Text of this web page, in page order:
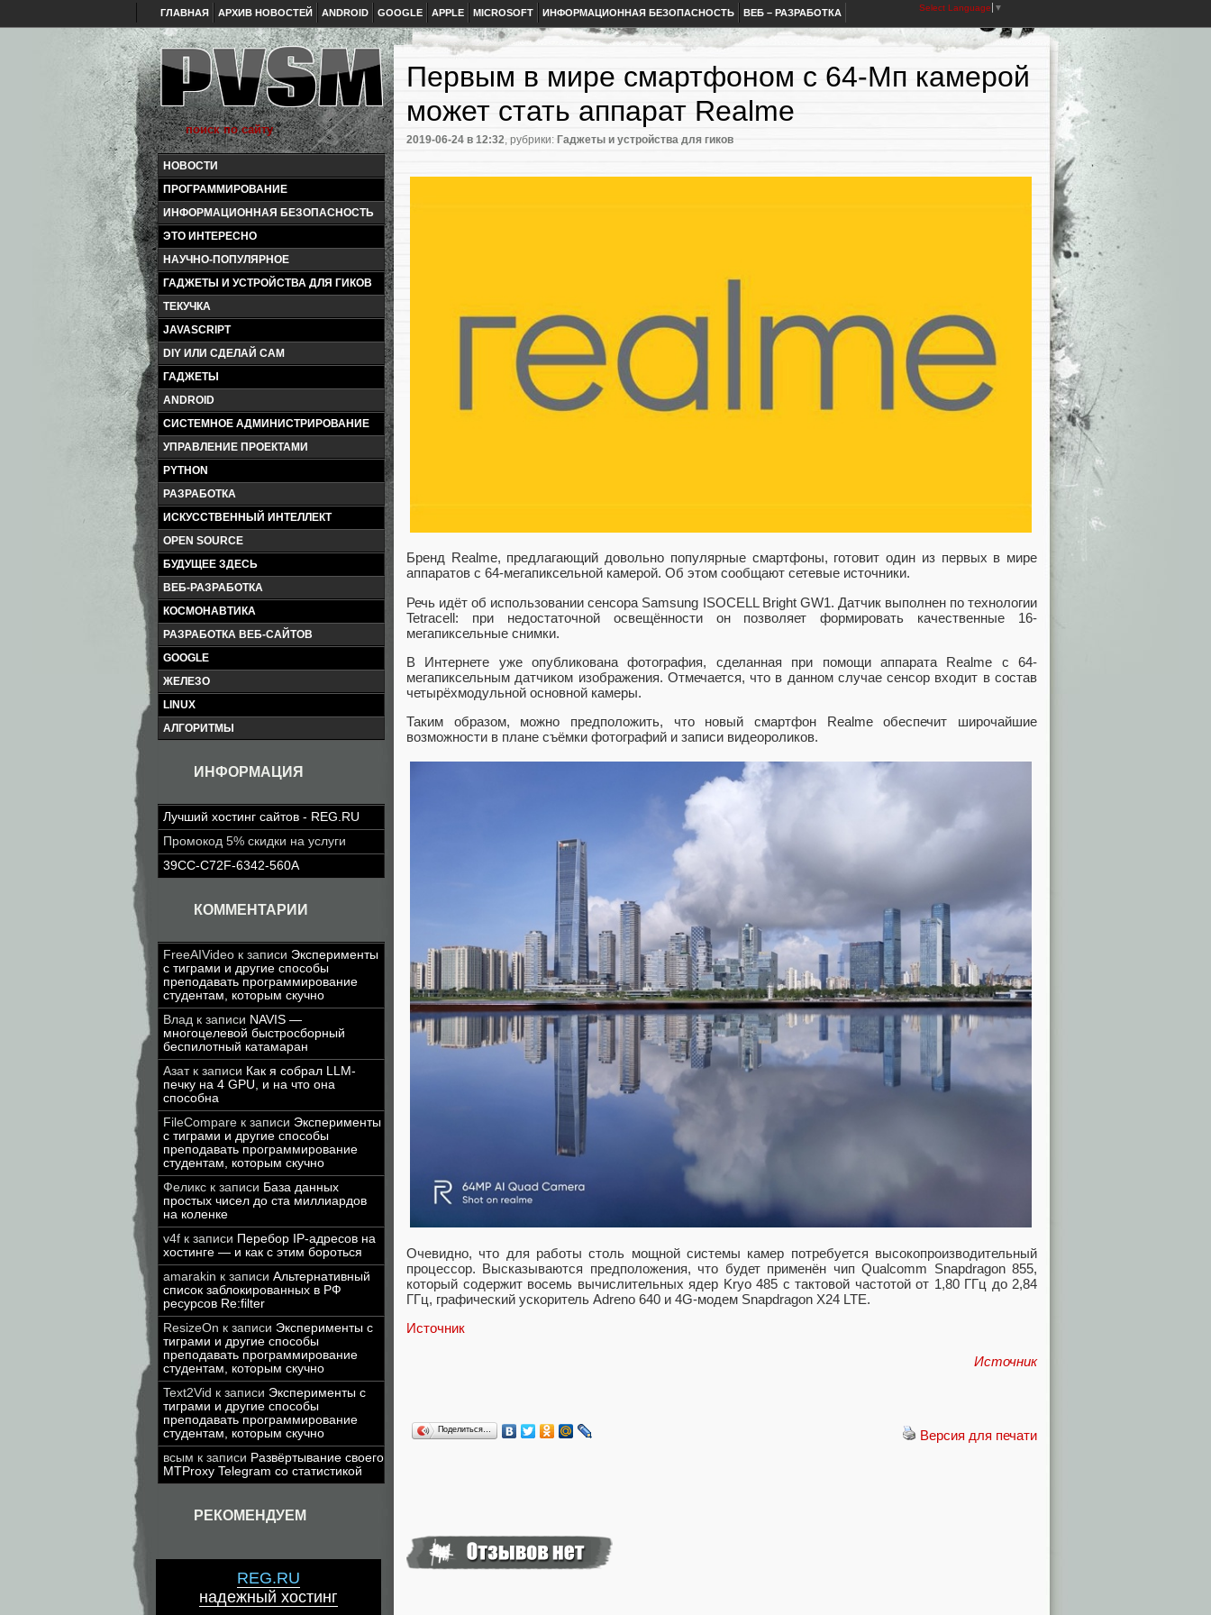
ГЛАВНАЯ АРХИВ НОВОСТЕЙ ANDROID GOOGLE APPLE MICROSOFT ИНФОРМАЦИОННАЯ БЕЗОПАСНОСТЬ ВЕБ – РАЗРАБОТКА Select Language ▼
НОВОСТИ
ПРОГРАММИРОВАНИЕ
ИНФОРМАЦИОННАЯ БЕЗОПАСНОСТЬ
ЭТО ИНТЕРЕСНО
НАУЧНО-ПОПУЛЯРНОЕ
ГАДЖЕТЫ И УСТРОЙСТВА ДЛЯ ГИКОВ
ТЕКУЧКА
JAVASCRIPT
DIY ИЛИ СДЕЛАЙ САМ
ГАДЖЕТЫ
ANDROID
СИСТЕМНОЕ АДМИНИСТРИРОВАНИЕ
УПРАВЛЕНИЕ ПРОЕКТАМИ
PYTHON
РАЗРАБОТКА
ИСКУССТВЕННЫЙ ИНТЕЛЛЕКТ
OPEN SOURCE
БУДУЩЕЕ ЗДЕСЬ
ВЕБ-РАЗРАБОТКА
КОСМОНАВТИКА
РАЗРАБОТКА ВЕБ-САЙТОВ
GOOGLE
ЖЕЛЕЗО
LINUX
АЛГОРИТМЫ
ИНФОРМАЦИЯ
Лучший хостинг сайтов - REG.RU
Промокод 5% скидки на услуги
39CC-C72F-6342-560A
КОММЕНТАРИИ
FreeAIVideo к записи Эксперименты
с тиграми и другие способы
преподавать программирование
студентам, которым скучно
Влад к записи NAVIS —
многоцелевой быстросборный
беспилотный катамаран
Азатк записи Как я собрал LLM-
печку на 4 GPU, и на что она
способна
FileCompare к записи Эксперименты
с тиграми и другие способы
преподавать программирование
студентам, которым скучно
Феликс к записи База данных
простых чисел до ста миллиардов
на коленке
v4f к записи Перебор IP-адресов на
хостинге — и как с этим бороться
amarakin к записи Альтернативный
список заблокированных в РФ
ресурсов Re:filter
ResizeOn к записи Эксперименты с
тиграми и другие способы
преподавать программирование
студентам, которым скучно
Text2Vid к записи Эксперименты с
тиграми и другие способы
преподавать программирование
студентам, которым скучно
всым к записи Развёртывание своего
MTProxy Telegram со статистикой
РЕКОМЕНДУЕМ
REG.RU
надежный хостинг
Первым в мире смартфоном с 64-Мп камерой
может стать аппарат Realme
2019-06-24 в 12:32, рубрики: Гаджеты и устройства для гиков
Бренд Realme, предлагающий довольно популярные смартфоны, готовит один из первых в мире
аппаратов с 64-мегапиксельной камерой. Об этом сообщают сетевые источники.
Речь идёт об использовании сенсора Samsung ISOCELL Bright GW1. Датчик выполнен по технологии
Tetracell: при недостаточной освещённости он позволяет формировать качественные 16-
мегапиксельные снимки.
В Интернете уже опубликована фотография, сделанная при помощи аппарата Realme с 64-
мегапиксельным датчиком изображения. Отмечается, что в данном случае сенсор входит в состав
четырёхмодульной основной камеры.
Таким образом, можно предположить, что новый смартфон Realme обеспечит широчайшие
возможности в плане съёмки фотографий и записи видеороликов.
Очевидно, что для работы столь мощной системы камер потребуется высокопроизводительный
процессор. Высказываются предположения, что будет применён чип Qualcomm Snapdragon 855,
который содержит восемь вычислительных ядер Kryo 485 с тактовой частотой от 1,80 ГГц до 2,84
ГГц, графический ускоритель Adreno 640 и 4G-модем Snapdragon X24 LTE.
Источник
Источник
Версия для печати
Поделиться…